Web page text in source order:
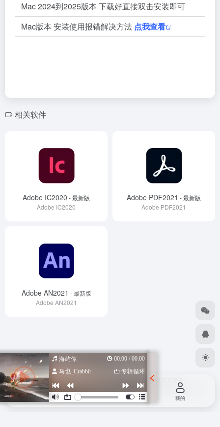
Mac 2024到2025版本 下载好直接双击安装即可
Mac版本 安装使用报错解决方法 点我查看
相关软件
Adobe IC2020 - 最新版
Adobe IC2020
Adobe PDF2021 - 最新版
Adobe PDF2021
Adobe AN2021 - 最新版
Adobe AN2021
Copyright © 2026 设计导航汇总-优质设计资源一站式获取
2022047798号
苏公网安备 32080102000318号 OneNav强力驱动
海屿你
00:00 / 00:00
马也_Crabbit
专辑循环
首页 投稿 我的